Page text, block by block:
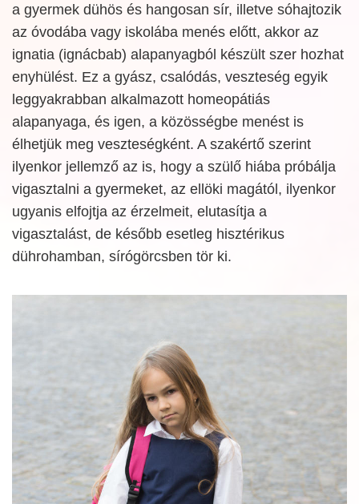
a gyermek dühös és hangosan sír, illetve sóhajtozik
az óvodába vagy iskolába menés előtt, akkor az
ignatia (ignácbab) alapanyagból készült szer hozhat
enyhülést. Ez a gyász, csalódás, veszteség egyik
leggyakrabban alkalmazott homeopátiás
alapanyaga, és igen, a közösségbe menést is
élhetjük meg veszteségként. A szakértő szerint
ilyenkor jellemző az is, hogy a szülő hiába próbálja
vigasztalni a gyermeket, az ellöki magától, ilyenkor
ugyanis elfojtja az érzelmeit, elutasítja a
vigasztalást, de később esetleg hisztérikus
dührohamban, sírógörcsben tör ki.